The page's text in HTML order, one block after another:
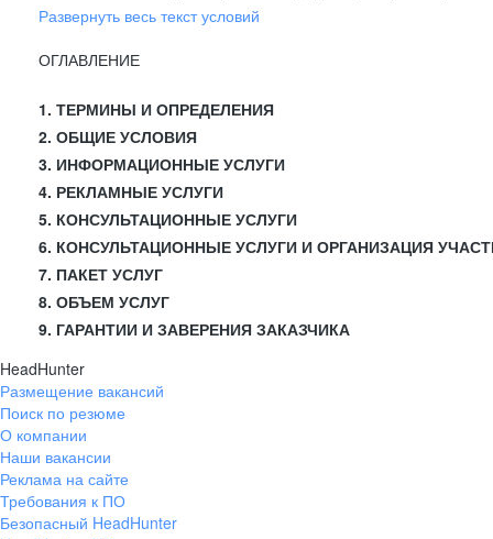
Развернуть весь текст условий
ОГЛАВЛЕНИЕ
1. ТЕРМИНЫ И ОПРЕДЕЛЕНИЯ
2. ОБЩИЕ УСЛОВИЯ
3. ИНФОРМАЦИОННЫЕ УСЛУГИ
4. РЕКЛАМНЫЕ УСЛУГИ
5. КОНСУЛЬТАЦИОННЫЕ УСЛУГИ
6. КОНСУЛЬТАЦИОННЫЕ УСЛУГИ И ОРГАНИЗАЦИЯ
7. ПАКЕТ УСЛУГ
8. ОБЪЕМ УСЛУГ
9. ГАРАНТИИ И ЗАВЕРЕНИЯ ЗАКАЗЧИКА
HeadHunter
Размещение вакансий
Поиск по резюме
О компании
Наши вакансии
Реклама на сайте
Требования к ПО
Безопасный HeadHunter